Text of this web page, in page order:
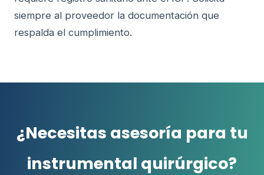
siempre al proveedor la documentación que
respalda el cumplimiento.
¿Necesitas asesoría para tu
instrumental quirúrgico?